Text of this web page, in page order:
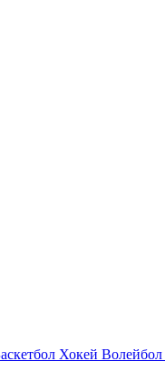
Хокей Волейбол